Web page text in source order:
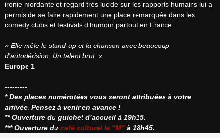
ironie mordante et regard très lucide sur les rapports humains lui a
permis de se faire rapidement une place remarquée dans les
comedy clubs et festivals d’humour partout en France.
« Elle mêle le stand-up et la chanson avec beaucoup
d'autodérision. Un talent brut. »
Europe 1
* Des places numérotées vous seront attribuées à votre
arrivée. Pensez à venir en avance !
** Ouverture du guichet d’accueil à 19h15.
*** Ouverture du café culturel le "M" à 18h45.